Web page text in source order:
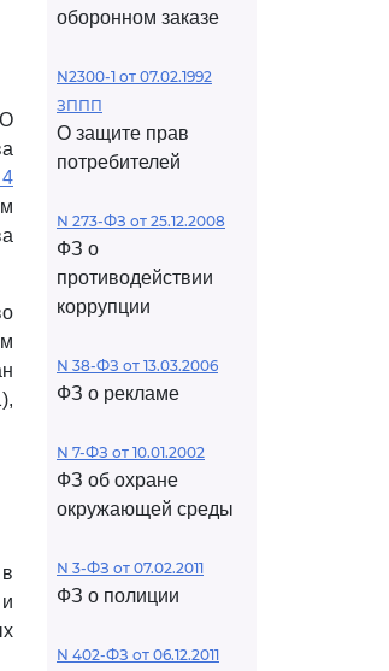
оборонном заказе
N2300-1 от 07.02.1992
ЗППП
О защите прав
потребителей
N 273-ФЗ от 25.12.2008
ФЗ о
противодействии
коррупции
N 38-ФЗ от 13.03.2006
ФЗ о рекламе
N 7-ФЗ от 10.01.2002
ФЗ об охране
окружающей среды
N 3-ФЗ от 07.02.2011
ФЗ о полиции
N 402-ФЗ от 06.12.2011